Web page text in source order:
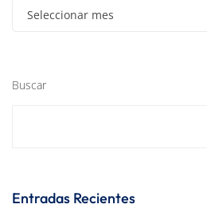
Seleccionar mes
Buscar
Entradas Recientes